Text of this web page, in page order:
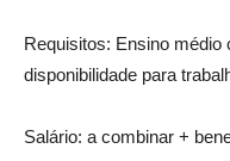
Requisitos: Ensino
disponibilidade para
Salário: a combinar +